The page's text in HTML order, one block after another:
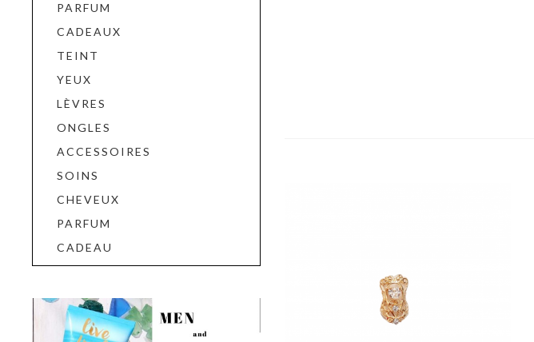
PARFUM
CADEAUX
TEINT
YEUX
LÈVRES
ONGLES
ACCESSOIRES
SOINS
CHEVEUX
PARFUM
CADEAU